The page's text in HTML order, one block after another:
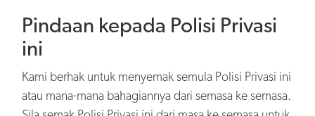
Pindaan kepada Polisi Privasi
ini
Kami berhak untuk menyemak semula Polisi Privasi ini
atau mana-mana bahagiannya dari semasa ke semasa.